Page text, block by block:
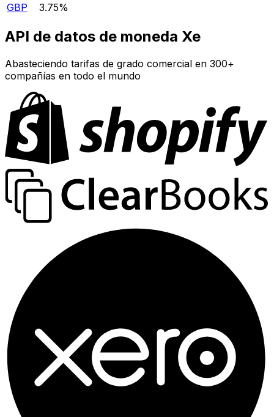
GBP
3.75%
API de datos de moneda Xe
Abasteciendo tarifas de grado comercial en 300+
compañías en todo el mundo